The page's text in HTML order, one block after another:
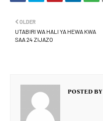
OLDER
UTABIRI WA HALI YA HEWA KWA
SAA 24 ZIJAZO
POSTED BY